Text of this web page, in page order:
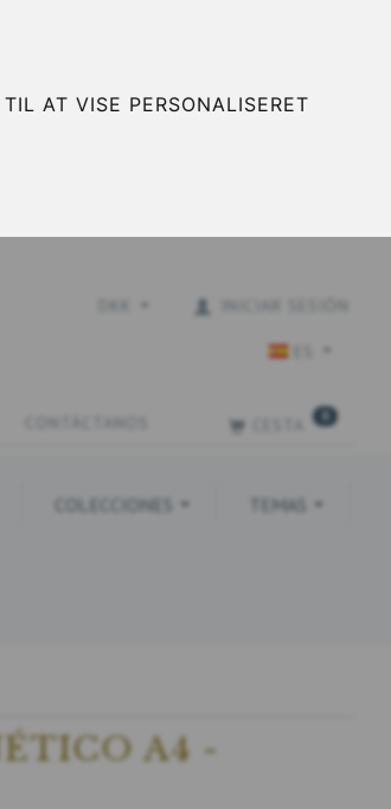
AT VISE PERSONALISERET
COLECCIONES TEMAS
A4 -